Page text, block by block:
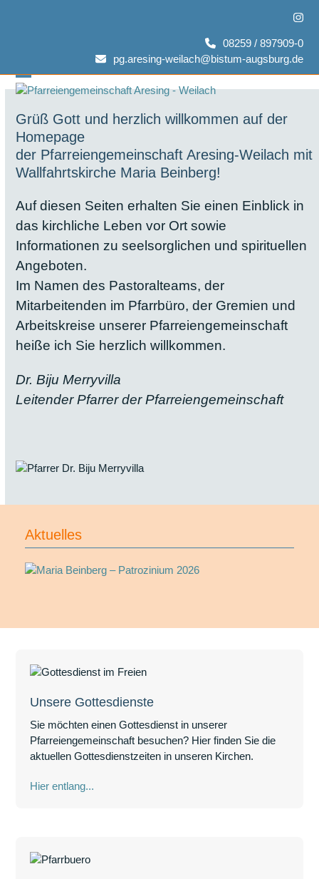
08259 / 897909-0
pg.aresing-weilach@bistum-augsburg.de
Open
mobile
menu
Close
mobile
menu
Grüß Gott und herzlich willkommen auf der
Homepage
der Pfarreiengemeinschaft Aresing-Weilach mit
Wallfahrtskirche Maria Beinberg!
Auf diesen Seiten erhalten Sie einen Einblick in
das kirchliche Leben vor Ort sowie
Informationen zu seelsorglichen und spirituellen
Angeboten.
Im Namen des Pastoralteams, der
Mitarbeitenden im Pfarrbüro, der Gremien und
Arbeitskreise unserer Pfarreiengemeinschaft
heiße ich Sie herzlich willkommen.
Dr. Biju Merryvilla
Leitender Pfarrer der Pfarreiengemeinschaft
Aktuelles
Unsere Gottesdienste
Sie möchten einen Gottesdienst in unserer
Pfarreiengemeinschaft besuchen? Hier finden Sie die
aktuellen Gottesdienstzeiten in unseren Kirchen.
Hier entlang...